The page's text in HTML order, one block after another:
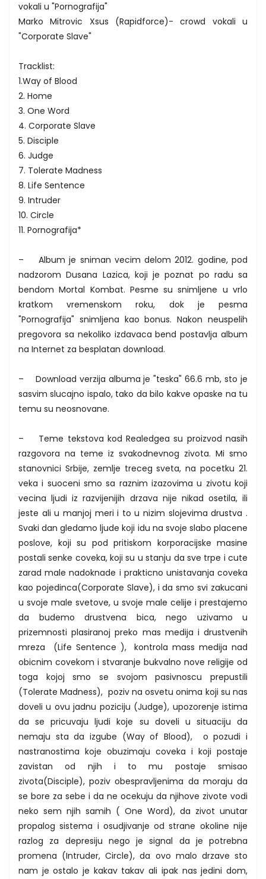
vokali u "Pornografija"
Marko Mitrovic Xsus (Rapidforce)- crowd vokali u
"Corporate Slave"
Tracklist:
1.Way of Blood
2. Home
3. One Word
4. Corporate Slave
5. Disciple
6. Judge
7. Tolerate Madness
8. Life Sentence
9. Intruder
10. Circle
11. Pornografija*
– Album je sniman vecim delom 2012. godine, pod
nadzorom Dusana Lazica, koji je poznat po radu sa
bendom Mortal Kombat. Pesme su snimljene u vrlo
kratkom vremenskom roku, dok je pesma
"Pornografija" snimljena kao bonus. Nakon neuspelih
pregovora sa nekoliko izdavaca bend postavlja album
na Internet za besplatan download.
– Download verzija albuma je "teska" 66.6 mb, sto je
sasvim slucajno ispalo, tako da bilo kakve opaske na tu
temu su neosnovane.
– Teme tekstova kod Realedgea su proizvod nasih
razgovora na teme iz svakodnevnog zivota. Mi smo
stanovnici Srbije, zemlje treceg sveta, na pocetku 21.
veka i suoceni smo sa raznim izazovima u zivotu koji
vecina ljudi iz razvijenijih drzava nije nikad osetila, ili
jeste ali u manjoj meri i to u nizim slojevima drustva .
Svaki dan gledamo ljude koji idu na svoje slabo placene
poslove, koji su pod pritiskom korporacijske masine
postali senke coveka, koji su u stanju da sve trpe i cute
zarad male nadoknade i prakticno unistavanja coveka
kao pojedinca(Corporate Slave), i da smo svi zakucani
u svoje male svetove, u svoje male celije i prestajemo
da budemo drustvena bica, nego uzivamo u
prizemnosti plasiranoj preko mas medija i drustvenih
mreza (Life Sentence ), kontrola mass medija nad
obicnim covekom i stvaranje bukvalno nove religije od
toga kojoj smo se svojom pasivnoscu prepustili
(Tolerate Madness), poziv na osvetu onima koji su nas
doveli u ovu jadnu poziciju (Judge), upozorenje istima
da se pricuvaju ljudi koje su doveli u situaciju da
nemaju sta da izgube (Way of Blood), o pozudi i
nastranostima koje obuzimaju coveka i koji postaje
zavistan od njih i to mu postaje smisao
zivota(Disciple), poziv obespravljenima da moraju da
se bore za sebe i da ne ocekuju da njihove zivote vodi
neko sem njih samih ( One Word), da zivot unutar
propalog sistema i osudjivanje od strane okoline nije
razlog za depresiju nego je signal da je potrebna
promena (Intruder, Circle), da ovo malo drzave sto
nam je ostalo je kakav takav ali ipak nas jedini dom,